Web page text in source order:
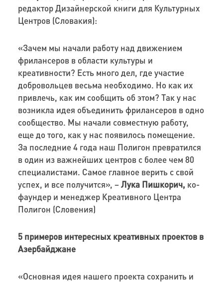
редактор Дизайнерской книги для Культурных
Центров (Словакия):
«Зачем мы начали работу над движением
фрилансеров в области культуры и
креативности? Есть много дел, где участие
добровольцев весьма необходимо. Но как их
привлечь, как им сообщить об этом? Так у нас
возникла идея объединить фрилансеров в одно
сообщество. Мы начали совместную работу,
еще до того, как у нас появилось помещение.
За последние 4 года наш Полигон превратился
в один из важнейших центров с более чем 80
специалистами. Самое главное верить с свой
успех, и все получится», –Лука Пишкорич, ко-
фаундер и менеджер Креативного Центра
Полигон (Словения)
5 примеров интересных креативных проектов в
Азербайджане
«Основная идея нашего проекта сохранить и